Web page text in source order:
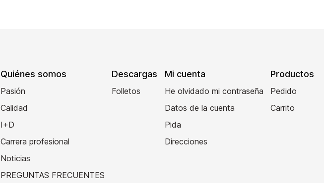
Quiénes somos
Pasión
Calidad
I+D
Carrera profesional
Noticias
PREGUNTAS FRECUENTES
Descargas
Folletos
Mi cuenta
He olvidado mi contraseña
Datos de la cuenta
Pida
Direcciones
Productos
Pedido
Carrito